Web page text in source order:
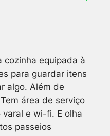
cozinha equipada à
para guardar itens
algo. Além de
área de serviço
varal e wi-fi. E olha
passeios